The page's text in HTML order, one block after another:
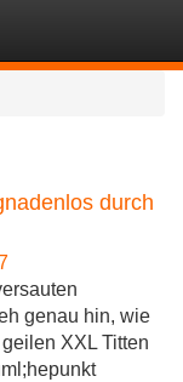
durch
genau hin, wie
XXL Titten